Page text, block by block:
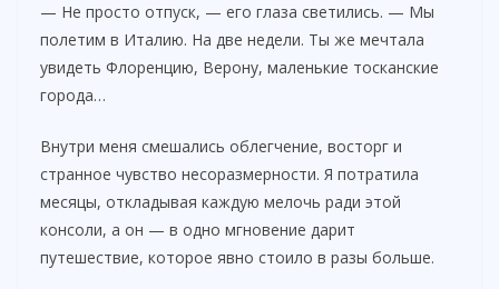
— Не просто отпуск, — его глаза светились. — Мы
полетим в Италию. На две недели. Ты же мечтала
увидеть Флоренцию, Верону, маленькие тосканские
города…
Внутри меня смешались облегчение, восторг и
странное чувство несоразмерности. Я потратила
месяцы, откладывая каждую мелочь ради этой
консоли, а он — в одно мгновение дарит
путешествие, которое явно стоило в разы больше.